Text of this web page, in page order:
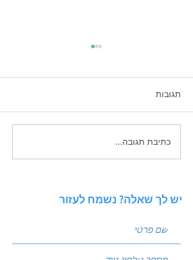
זכויות יוצרים בשיווק
תגובות
כתיבת תגובה...
יש לך שאלה? נשמח לעזור